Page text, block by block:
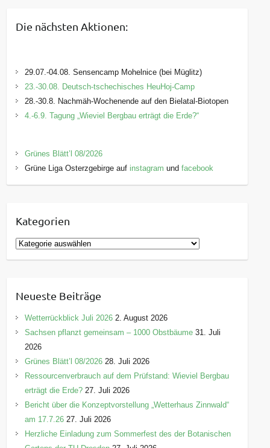
Die nächsten Aktionen:
29.07.-04.08. Sensencamp Mohelnice (bei Müglitz)
23.-30.08. Deutsch-tschechisches HeuHoj-Camp
28.-30.8. Nachmäh-Wochenende auf den Bielatal-Biotopen
4.-6.9. Tagung „Wieviel Bergbau erträgt die Erde?“
Grünes Blätt’l 08/2026
Grüne Liga Osterzgebirge auf instagram undfacebook
Kategorien
K
a
g
o
r
e
n
Neueste Beiträge
Wetterrückblick Juli 2026 2. August 2026
Sachsen pflanzt gemeinsam – 1000 Obstbäume 31. Juli
2026
Grünes Blätt’l 08/2026 28. Juli 2026
Ressourcenverbrauch auf dem Prüfstand: Wieviel Bergbau
erträgt die Erde? 27. Juli 2026
Bericht über die Konzeptvorstellung „Wetterhaus Zinnwald“
am 17.7.26 27. Juli 2026
Herzliche Einladung zum Sommerfest des der Botanischen